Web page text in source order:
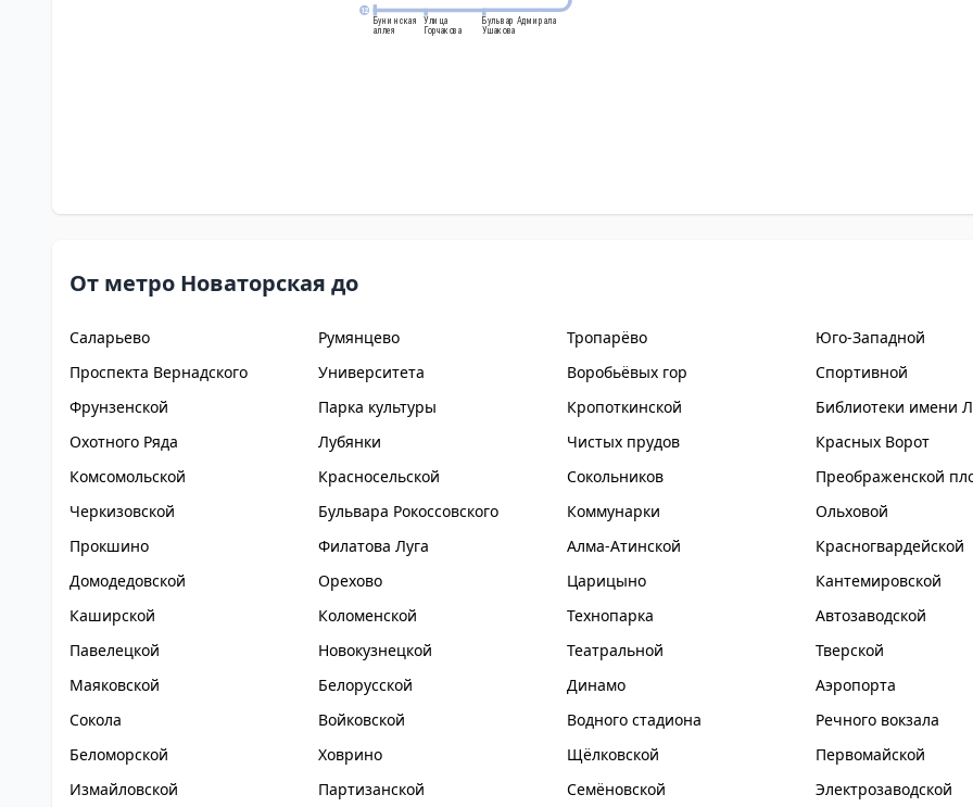
12
Бульвар Адмирала
Ушакова
Улица
Горчакова
Бунинская
аллея
От метро Новаторская до
Саларьево Румянцево Тропарёво
Юго-Западной
Проспекта Вернадского
Университета Воробьёвых гор
Спортивной
Фрунзенской
Парка культуры Кропоткинской
Библиотеки имени
Охотного Ряда
Лубянки Чистых прудов
Красных Ворот
Комсомольской
Красносельской Сокольников
Преображенской
Черкизовской
Бульвара Рокоссовского Коммунарки
Ольховой
Прокшино
Филатова Луга Алма-Атинской
Красногвардейской
Домодедовской
Орехово Царицыно
Кантемировской
Каширской
Коломенской Технопарка
Автозаводской
Павелецкой
Новокузнецкой Театральной
Тверской
Маяковской
Белорусской Динамо
Аэропорта
Сокола
Войковской Водного стадиона
Речного вокзала
Беломорской
Ховрино Щёлковской
Первомайской
Измайловской
Партизанской Семёновской
Электрозаводской